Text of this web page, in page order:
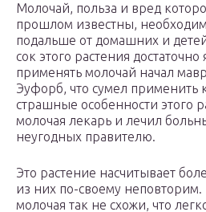
Молочай, польза и вред
прошлом известны,
подальше от домашних и
сок этого растения достаточно
применять молочай начал
Эуфорб, что сумел применить
страшные особенности этого
молочая лекарь и лечил
неугодных правителю.
Это растение насчитывает
из них по-своему
молочая так не схожи, что